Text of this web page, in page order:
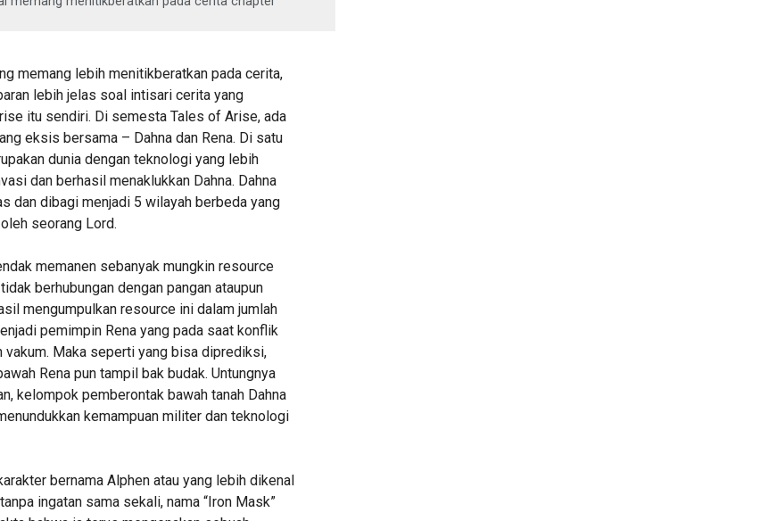
memang lebih menitikberatkan pada cerita,
lebih jelas soal intisari cerita yang
itu sendiri. Di semesta Tales of Arise, ada
eksis bersama – Dahna dan Rena. Di satu
dunia dengan teknologi yang lebih
dan berhasil menaklukkan Dahna. Dahna
dan dibagi menjadi 5 wilayah berbeda yang
seorang Lord.
memanen sebanyak mungkin resource
berhubungan dengan pangan ataupun
mengumpulkan resource ini dalam jumlah
pemimpin Rena yang pada saat konflik
vakum. Maka seperti yang bisa diprediksi,
Rena pun tampil bak budak. Untungnya
kelompok pemberontak bawah tanah Dahna
kemampuan militer dan teknologi
bernama Alphen atau yang lebih dikenal
ingatan sama sekali, nama “Iron Mask”